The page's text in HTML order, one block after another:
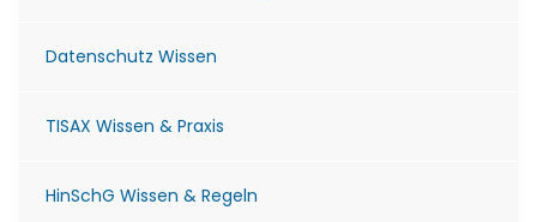
Datenschutz Wissen
TISAX Wissen & Praxis
HinSchG Wissen & Regeln